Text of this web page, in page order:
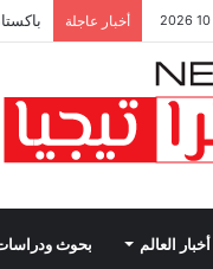
أخبار عاجلة
أخبار العالم بحوث